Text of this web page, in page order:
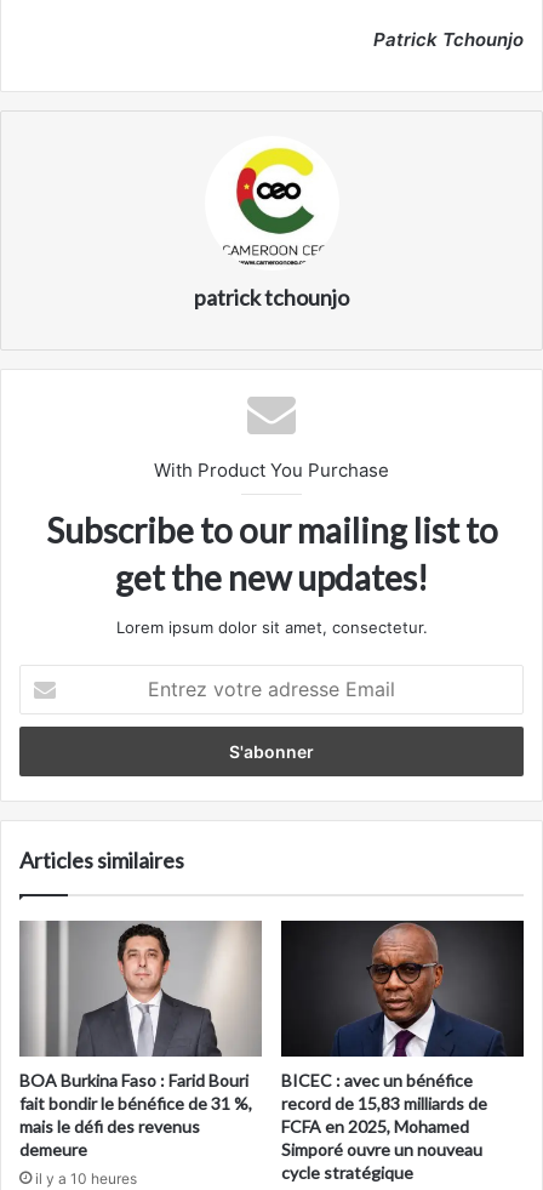
Patrick Tchounjo
patrick tchounjo
With Product You Purchase
Subscribe to our mailing list to
get the new updates!
Lorem ipsum dolor sit amet, consectetur.
votre
adresse
Articles similaires
BOA Burkina Faso : Farid Bouri
fait bondir le bénéfice de 31 %,
mais le défi des revenus
demeure
il y a 10 heures
BICEC : avec un bénéfice
record de 15,83 milliards de
FCFA en 2025, Mohamed
Simporé ouvre un nouveau
cycle stratégique